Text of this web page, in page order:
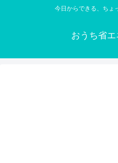
今日からできる、ちょ
おうち省